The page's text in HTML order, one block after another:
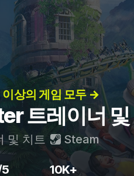
상의 게임 모두 →
트레이너 및
및 치트 Steam
10K+